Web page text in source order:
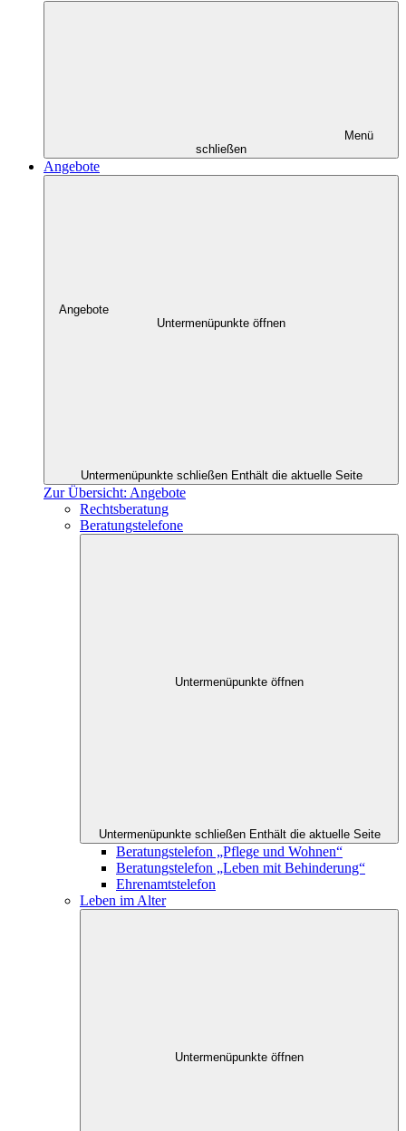
Menü
schließen
Angebote
Angebote
Untermenüpunkte öffnen
Untermenüpunkte schließen Enthält die aktuelle Seite
Zur Übersicht: Angebote
Rechtsberatung
Beratungstelefone
Untermenüpunkte öffnen
Untermenüpunkte schließen Enthält die aktuelle Seite
Beratungstelefon „Pflege und Wohnen“
Beratungstelefon „Leben mit Behinderung“
Ehrenamtstelefon
Leben im Alter
Untermenüpunkte öffnen